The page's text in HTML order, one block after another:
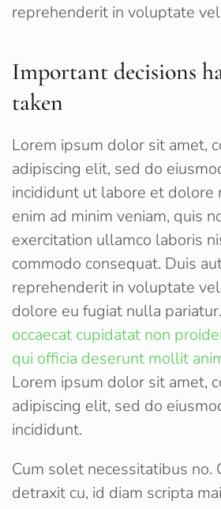
reprehenderit in voluptate
Important decisions
taken
Lorem ipsum dolor sit amet,
adipiscing elit, sed do
incididunt ut labore et dolore
enim ad minim veniam, quis
exercitation ullamco laboris
commodo consequat. Duis
reprehenderit in voluptate
dolore eu fugiat nulla pariatur.
occaecat cupidatat non
qui officia deserunt mollit
Lorem ipsum dolor sit amet,
adipiscing elit, sed do
incididunt.
Cum solet necessitatibus no.
detraxit cu, id diam scripta